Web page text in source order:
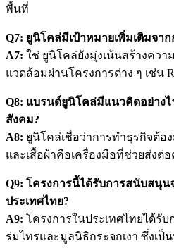
พื้นที่
Q7: ยูนิโคล่มีเป้าหมายเพิ่มเติมจา
A7: ใช่ ยูนิโคล่ยังมุ่งเน้นสร้างควา
แวดล้อมผ่านโครงการต่าง ๆ เช่น
Q8: แบรนด์ยูนิโคล่มีแนวคิดอย่างไ
สังคม?
A8: ยูนิโคล่เชื่อว่าการทำธุรกิจต้
และเสื้อผ้าคือเครื่องมือที่ช่วยส่ง
Q9: โครงการนี้ได้รับการสนับสนุน
ประเทศไทย?
A9: โครงการในประเทศไทยได้รั
ร่มไทรและมูลนิธิกระจกเงา ซึ่งเ